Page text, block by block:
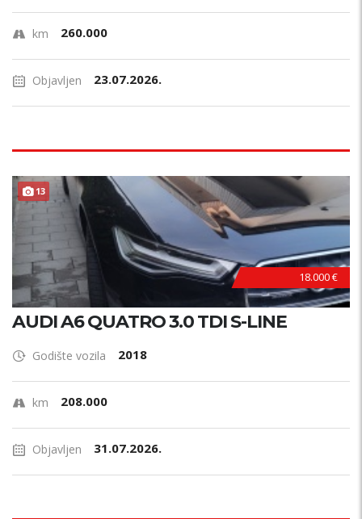
km 260.000
Objavljen 23.07.2026.
13
18.000 €
AUDI A6 QUATRO 3.0 TDI S-LINE
Godište vozila 2018
km 208.000
Objavljen 31.07.2026.